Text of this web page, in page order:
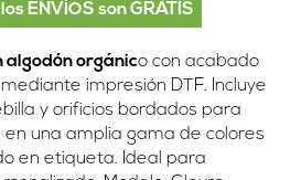
ENVÍOS son GRATIS
algodón orgánico con acabado
impresión DTF. Incluye
y orificios bordados para
en una amplia gama de colores
en etiqueta. Ideal para